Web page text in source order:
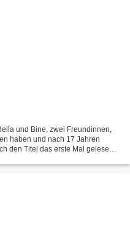
und Bine, zwei Freundinnen,
haben und nach 17 Jahren
den Titel das erste Mal gelesen